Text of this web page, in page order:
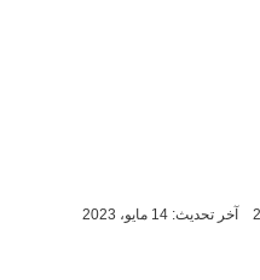
آخر تحديث: 14 مايو، 2023